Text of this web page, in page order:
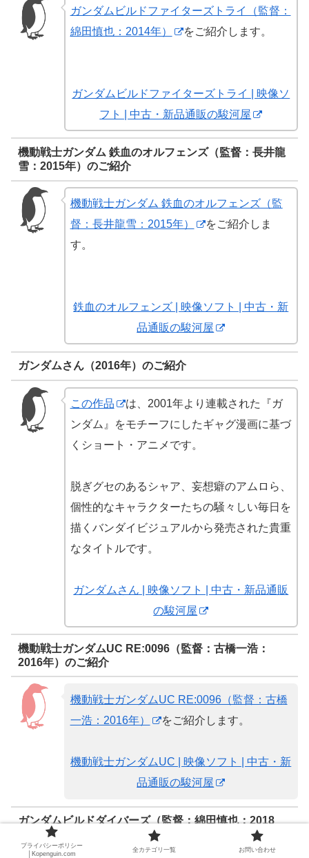
ガンダムビルドファイターズトライ（監督：
綿田慎也：2014年）
をご紹介します。
ガンダムビルドファイターズトライ | 映像ソ
フト | 中古・新品通販の駿河屋
機動戦士ガンダム 鉄血のオルフェンズ（監督：長井龍
雪：2015年）のご紹介
機動戦士ガンダム 鉄血のオルフェンズ（監
督：長井龍雪：2015年）
をご紹介しま
す。
鉄血のオルフェンズ | 映像ソフト | 中古・新
品通販の駿河屋
ガンダムさん（2016年）のご紹介
この作品
は、2001年より連載された『ガ
ンダム』をモチーフにしたギャグ漫画に基づ
くショート・アニメです。
脱ぎグセのあるシャア、妄想癖のアムロら、
個性的なキャラクターたちの騒々しい毎日を
描くバンダイビジュアルから発売された貴重
なタイトルです。
ガンダムさん | 映像ソフト | 中古・新品通販
の駿河屋
機動戦士ガンダムUC RE:0096（監督：古橋一浩：
2016年）のご紹介
機動戦士ガンダムUC RE:0096（監督：古橋
一浩：2016年）
をご紹介します。
機動戦士ガンダムUC | 映像ソフト | 中古・新
品通販の駿河屋
ガンダムビルドダイバーズ（監督：綿田慎也：2018
年）のご紹介
プライバシーポリシー
│Kopenguin.com
全カテゴリ一覧 お問い合わせ